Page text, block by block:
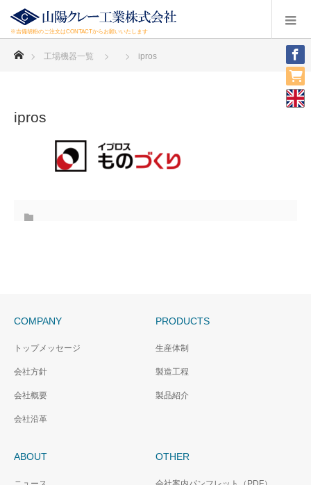
※吉備胡粉のご注文はCONTACTからお願いいたします
ホーム
工場機器一覧 ipros
ipros
COMPANY
トップメッセージ
会社方針
会社概要
会社沿革
PRODUCTS
生産体制
製造工程
製品紹介
ABOUT OTHER